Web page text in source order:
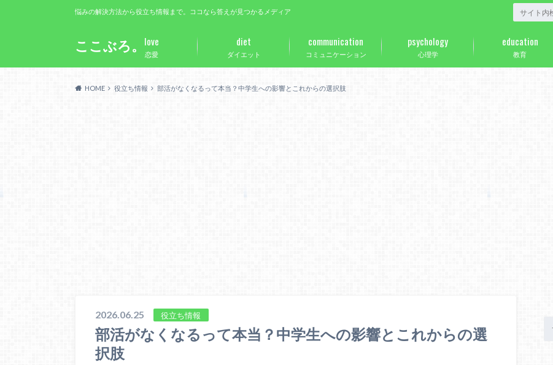
ここぶろ。
悩みの解決方法から役立ち情報まで。ココなら答えが見つかるメディア
恋愛
love
ダイエット
diet
コミュニケーション
communication
心理学
psychology
教育
education
HOME 役立ち情報 部活がなくなるって本当？中学生への影響とこれからの選択肢
2026.06.25 役立ち情報
部活がなくなるって本当？中学生への影響とこれからの選
択肢